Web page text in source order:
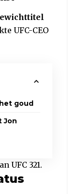
UFC-CEO
goud
Jon
UFC 321.